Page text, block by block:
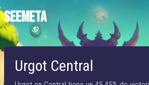
SEEMETA
Urgot Central